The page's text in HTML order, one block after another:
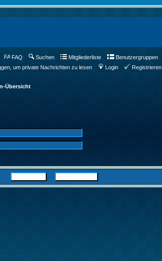
FAQ Suchen Mitgliederliste
Benutzergruppen
um private Nachrichten zu lesen Login Registrieren
Übersicht